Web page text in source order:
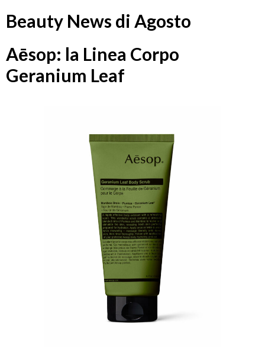
Beauty News di Agosto
Aēsop: la Linea Corpo
Geranium Leaf